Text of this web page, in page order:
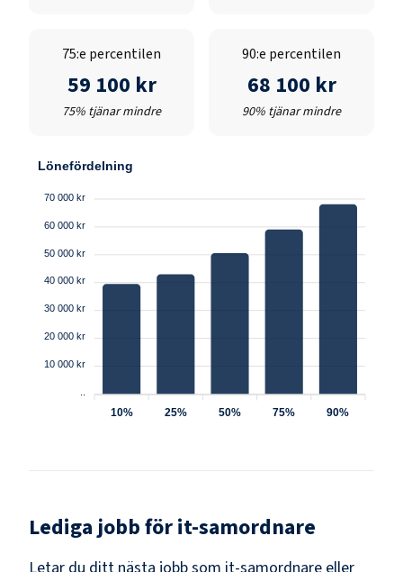
75:e percentilen
59 100 kr
75% tjänar mindre
90:e percentilen
68 100 kr
90% tjänar mindre
Lönefördelning
70 000 kr
60 000 kr
50 000 kr
40 000 kr
30 000 kr
20 000 kr
10 000 kr
10% 25% 50% 75% 90%
Lediga jobb förit-samordnare
Letar du ditt nästa jobb som it-samordnare eller